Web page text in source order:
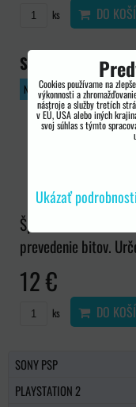
ks DO
Sada náradia pre
NINTENDO WII NINTENDO
Špičková sada
prevedenie bitov.
12 €
ks DO
SONY PSP
PLAYSTATION 2
Cookies používame na
výkonnosti a
nástroje a služby tretích
v EÚ, USA alebo iných
svoj súhlas s týmto
Ukázať podrobnosti